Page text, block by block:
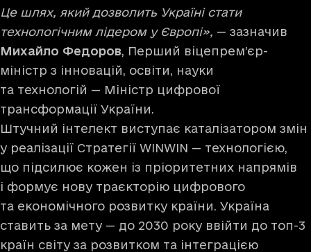
Це шлях, який дозволить Україні стати
технологічним лідером у Європі», — зазначив
Михайло Федоров, Перший віцепрем’єр-
міністр з інновацій, освіти, науки
та технологій — Міністр цифрової
трансформації України.
Штучний інтелект виступає каталізатором змін
у реалізації Стратегії WINWIN — технологією,
що підсилює кожен із пріоритетних напрямів
і формує нову траєкторію цифрового
та економічного розвитку країни. Україна
ставить за мету — до 2030 року ввійти до топ-3
країн світу за розвитком та інтеграцією